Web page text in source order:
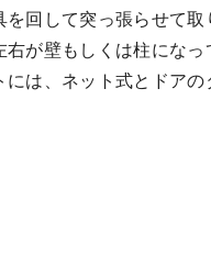
を回して突っ張らせて取
右が壁もしくは柱になっ
には、ネット式とドアの